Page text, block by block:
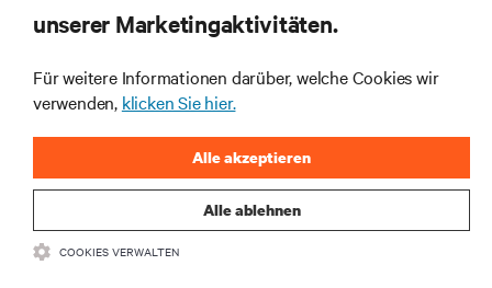
SUPPORT
UNTERNEHMEN
BLEIBEN SIE MIT UNS IN KONTAKT
unserer Marketingaktivitäten.
Für weitere Informationen darüber, welche Cookies wir
verwenden, klicken Sie hier.
Alle ablehnen
Alle akzeptieren
COOKIES VERWALTEN